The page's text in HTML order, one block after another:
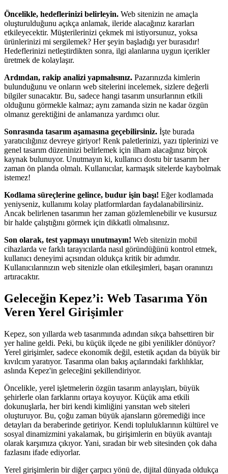
Öncelikle, hedeflerinizi belirleyin. Web sitenizin ne amaçla
oluşturulduğunu açıkça anlamak, ileride alacağınız kararları
etkileyecektir. Müşterilerinizi çekmek mi istiyorsunuz, yoksa
ürünlerinizi mi sergilemek? Her şeyin başladığı yer burasıdır!
Hedeflerinizi netleştirdikten sonra, ilgi alanlarına uygun içerikler
üretmek de kolaylaşır.
Ardından, rakip analizi yapmalısınız. Pazarınızda kimlerin
bulunduğunu ve onların web sitelerini incelemek, sizlere değerli
bilgiler sunacaktır. Bu, sadece hangi tasarım unsurlarının etkili
olduğunu görmekle kalmaz; aynı zamanda sizin ne kadar özgün
olmanız gerektiğini de anlamanıza yardımcı olur.
Sonrasında tasarım aşamasına geçebilirsiniz. İşte burada
yaratıcılığınız devreye giriyor! Renk paletlerinizi, yazı tiplerinizi ve
genel tasarım düzeninizi belirlemek için ilham alacağınız birçok
kaynak bulunuyor. Unutmayın ki, kullanıcı dostu bir tasarım her
zaman ön planda olmalı. Kullanıcılar, karmaşık sitelerde kaybolmak
istemez!
Kodlama süreçlerine gelince, budur işin başı! Eğer kodlamada
yeniyseniz, kullanımı kolay platformlardan faydalanabilirsiniz.
Ancak belirlenen tasarımın her zaman gözlemlenebilir ve kusursuz
bir halde çalıştığını görmek için dikkatli olmalısınız.
Son olarak, test yapmayı unutmayın! Web sitenizin mobil
cihazlarda ve farklı tarayıcılarda nasıl göründüğünü kontrol etmek,
kullanıcı deneyimi açısından oldukça kritik bir adımdır.
Kullanıcılarınızın web sitenizle olan etkileşimleri, başarı oranınızı
artıracaktır.
Geleceğin Kepez’i: Web Tasarıma Yön
Veren Yerel Girişimler
Kepez, son yıllarda web tasarımında adından sıkça bahsettiren bir
yer haline geldi. Peki, bu küçük ilçede ne gibi yenilikler dönüyor?
Yerel girişimler, sadece ekonomik değil, estetik açıdan da büyük bir
kıvılcım yaratıyor. Tasarıma olan bakış açılarındaki farklılıklar,
aslında Kepez'in geleceğini şekillendiriyor.
Öncelikle, yerel işletmelerin özgün tasarım anlayışları, büyük
şehirlerle olan farklarını ortaya koyuyor. Küçük ama etkili
dokunuşlarla, her biri kendi kimliğini yansıtan web siteleri
oluşturuyor. Bu, çoğu zaman büyük ajansların göremediği ince
detayları da beraberinde getiriyor. Kendi topluluklarının kültürel ve
sosyal dinamizmini yakalamak, bu girişimlerin en büyük avantajı
olarak karşımıza çıkıyor. Yani, sıradan bir web sitesinden çok daha
fazlasını ifade ediyorlar.
Yerel girişimlerin bir diğer çarpıcı yönü de, dijital dünyada oldukça